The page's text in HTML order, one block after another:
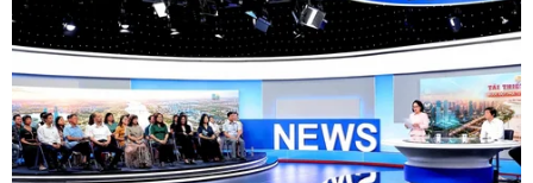
Bộ Y tế Canada cho biết vaccine “SPIKEVAX” đặc hiệu
ngừa dòng phụ XBB.1.5 của biến thể Omicron, do hãng
dược phẩm Moderna của Mỹ sản xuất.